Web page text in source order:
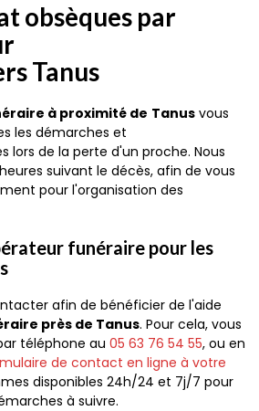
obsèques par
Tanus
à proximité de Tanus vous
les démarches et
lors de la perte d'un proche. Nous
suivant le décès, afin de vous
pour l'organisation des
funéraire pour les
afin de bénéficier de l'aide
près de Tanus. Pour cela, vous
téléphone au 05 63 76 54 55, ou en
de contact en ligne à votre
disponibles 24h/24 et 7j/7 pour
à suivre.